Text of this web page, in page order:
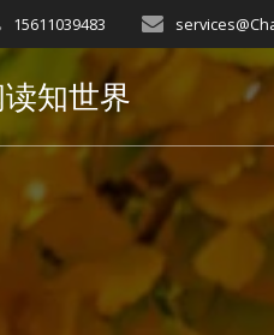
15611039483
知世界